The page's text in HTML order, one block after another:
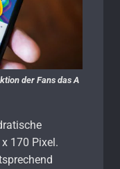
der Fans das A
170 Pixel.